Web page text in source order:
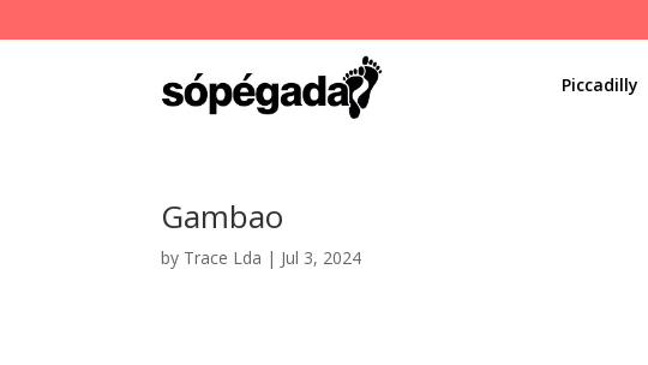
Piccadilly
Gambao
by Trace Lda | Jul 3, 2024